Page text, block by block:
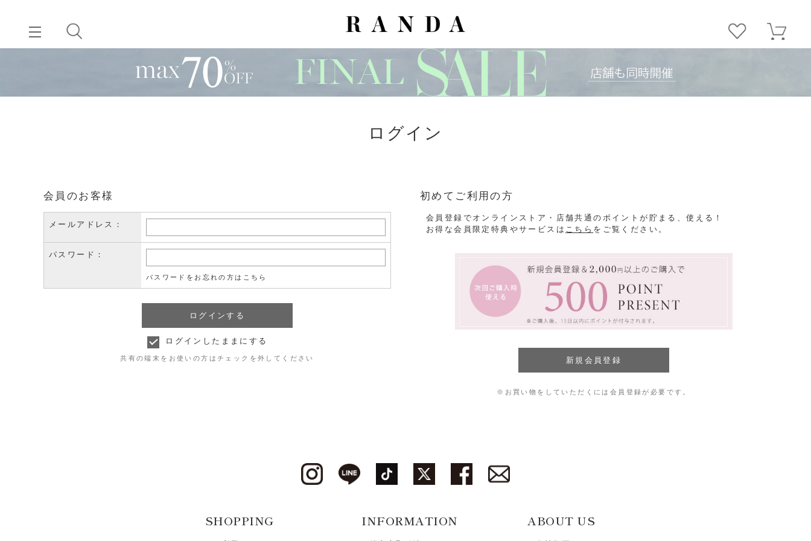
ログイン
会員のお客様
メールアドレス：
パスワード：
パスワードをお忘れの方はこちら
ログインしたままにする
共有の端末をお使いの方はチェックを外してください
初めてご利用の方
会員登録でオンラインストア・店舗共通のポイントが貯まる、使える！
お得な会員限定特典やサービスは こちら をご覧ください。
※お買い物をしていただくには会員登録が必要です。
SHOPPING INFORMATION ABOUT US